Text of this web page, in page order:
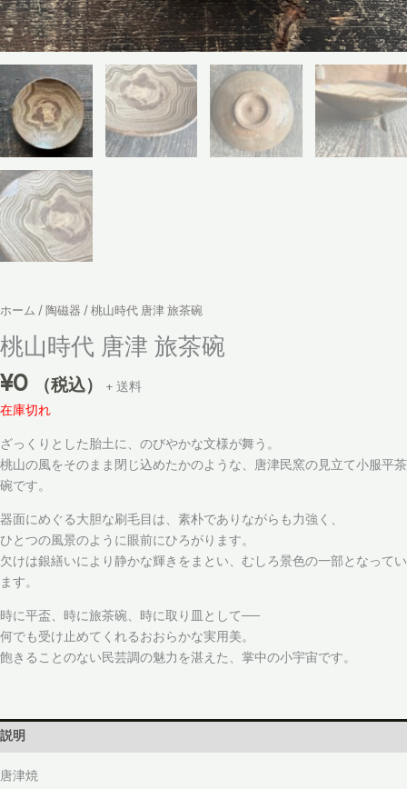
ホーム /陶磁器 / 桃山時代 唐津 旅茶碗
桃山時代 唐津 旅茶碗
¥0 （税込）
+ 送料
在庫切れ
ざっくりとした胎土に、のびやかな文様が舞う。
桃山の風をそのまま閉じ込めたかのような、唐津民窯の見立て小服平茶
碗です。
器面にめぐる大胆な刷毛目は、素朴でありながらも力強く、
ひとつの風景のように眼前にひろがります。
欠けは銀繕いにより静かな輝きをまとい、むしろ景色の一部となってい
ます。
時に平盃、時に旅茶碗、時に取り皿として──
何でも受け止めてくれるおおらかな実用美。
飽きることのない民芸調の魅力を湛えた、掌中の小宇宙です。
説明
唐津焼